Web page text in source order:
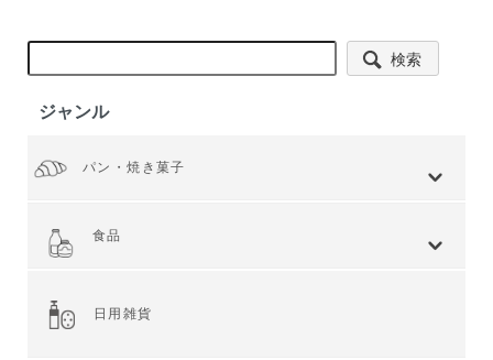
検索
ジャンル
パン・焼き菓子
食品
日用雑貨